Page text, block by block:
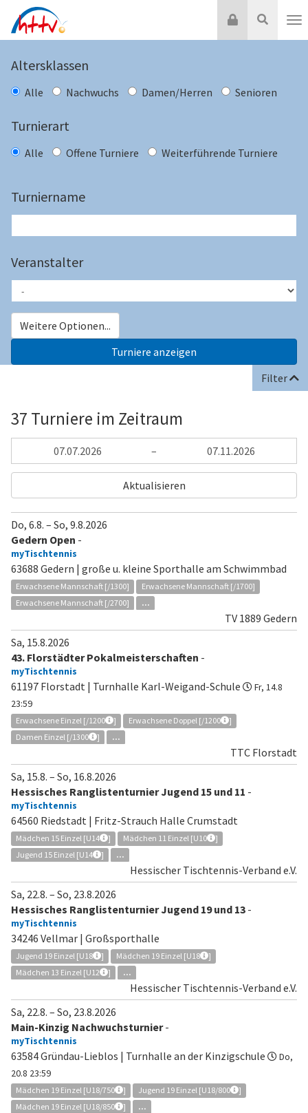
Inhalt
springen
Suche
Login
Altersklassen
Alle Nachwuchs Damen/Herren Senioren
Turnierart
Alle Offene Turniere Weiterführende Turniere
Turniername
Veranstalter
Weitere Optionen...
Filter
37 Turniere im Zeitraum
–
Aktualisieren
Do, 6.8. – So, 9.8.2026
Gedern Open -
myTischtennis
63688 Gedern | große u. kleine Sporthalle am Schwimmbad
Erwachsene Mannschaft [/1300]
Erwachsene Mannschaft [/1700]
Erwachsene Mannschaft [/2700]
...
TV 1889 Gedern
Sa, 15.8.2026
43. Florstädter Pokalmeisterschaften -
myTischtennis
61197 Florstadt | Turnhalle Karl-Weigand-Schule
Fr, 14.8
23:59
Erwachsene Einzel [/1200 ] Erwachsene Doppel [/1200
]
Damen Einzel [/1300
] ...
TTC Florstadt
Sa, 15.8. – So, 16.8.2026
Hessisches Ranglistenturnier Jugend 15 und 11 -
myTischtennis
64560 Riedstadt | Fritz-Strauch Halle Crumstadt
Mädchen 15 Einzel [U14 ] Mädchen 11 Einzel [U10
]
Jugend 15 Einzel [U14
] ...
Hessischer Tischtennis-Verband e.V.
Sa, 22.8. – So, 23.8.2026
Hessisches Ranglistenturnier Jugend 19 und 13 -
myTischtennis
34246 Vellmar | Großsporthalle
Jugend 19 Einzel [U18 ] Mädchen 19 Einzel [U18
]
Mädchen 13 Einzel [U12
] ...
Hessischer Tischtennis-Verband e.V.
Sa, 22.8. – So, 23.8.2026
Main-Kinzig Nachwuchsturnier -
myTischtennis
63584 Gründau-Lieblos | Turnhalle an der Kinzigschule
Do,
20.8 23:59
Mädchen 19 Einzel [U18/750 ] Jugend 19 Einzel [U18/800
]
Mädchen 19 Einzel [U18/850
] ...